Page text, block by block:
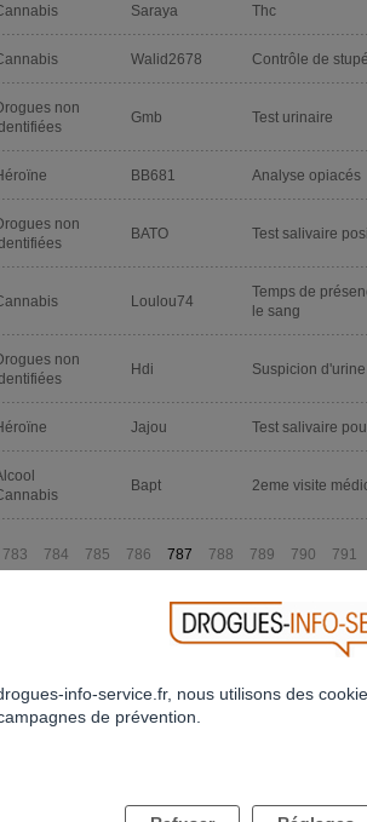
Saraya Thc
Walid2678 Contrôle de
non
Gmb Test urinaire
BB681 Analyse opiacés
non
BATO Test salivaire
Loulou74
Temps de
le sang
non
Hdi Suspicion
Jajou Test salivaire
Bapt 2eme visite
783 784 785 786 787 788 789 790 791
info-service.fr, nous utilisons des
de prévention.